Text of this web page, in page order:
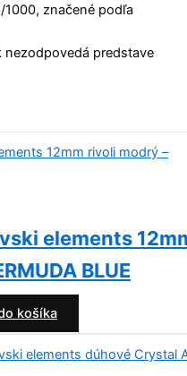
značené podľa
nezodpovedá predstave
elements
BLUE
košíka